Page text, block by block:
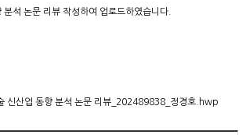
석 논문 리뷰 작성하여 업로드하였습니다.
신산업 동향 분석 논문 리뷰_202489838_정경호.hwp